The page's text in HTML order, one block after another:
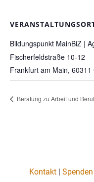
Bildungspunkt MainBiZ |
Fischerfeldstraße 10-12
Frankfurt am Main, 60311
Beratung zu Arbeit und Beruf
Kontakt |Spenden